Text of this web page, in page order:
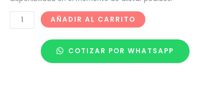
AÑADIR AL CARRITO
COTIZAR POR WHATSAPP